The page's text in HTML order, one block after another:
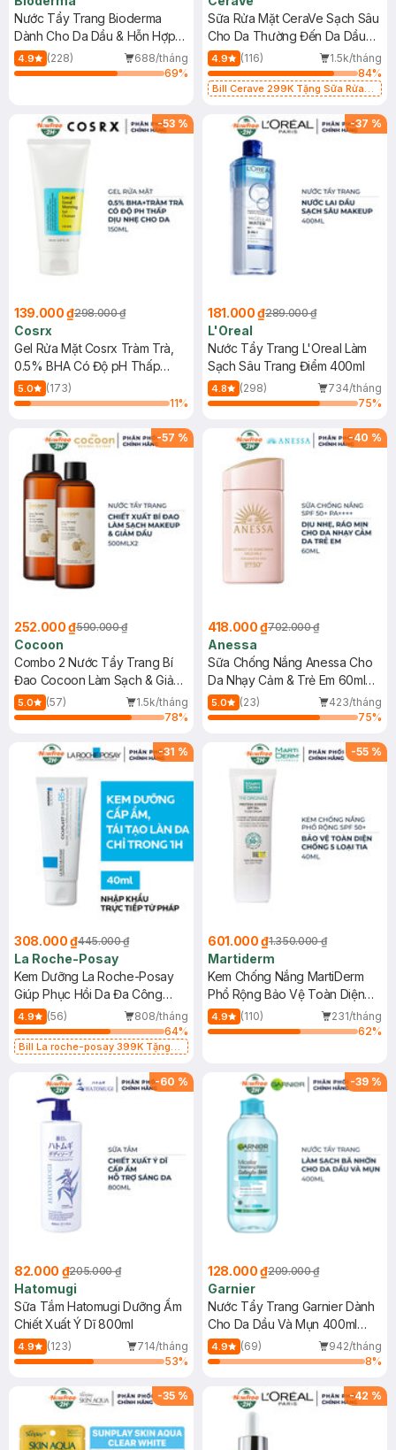
Nước Tẩy Trang Bioderma
Dành Cho Da Dầu & Hỗn Hợp
500ml
4.9 (228)
688/tháng
69%
Sữa Rửa Mặt CeraVe Sạch Sâu
Cho Da Thường Đến Da Dầu
473ml
4.9 (116)
1.5k/tháng
84%
Bill Cerave 299K Tặng Sữa Rửa
-53 %
139.000 ₫298.000 ₫
Cosrx
Gel Rửa Mặt Cosrx Tràm Trà,
0.5% BHA Có Độ pH Thấp
150ml
5.0
(173)
11%
-37 %
181.000 ₫289.000 ₫
L'Oreal
Nước Tẩy Trang L'Oreal Làm
Sạch Sâu Trang Điểm 400ml
4.8 (298)
734/tháng
75%
-57 %
252.000 ₫590.000 ₫
Cocoon
Combo 2 Nước Tẩy Trang Bí
Đao Cocoon Làm Sạch & Giảm
Dầu 500ml
5.0 (57)
1.5k/tháng
78%
-40 %
418.000 ₫702.000 ₫
Anessa
Sữa Chống Nắng Anessa Cho
Da Nhạy Cảm & Trẻ Em 60ml
(Mới)
5.0 (23)
423/tháng
75%
-31 %
308.000 ₫445.000 ₫
La Roche-Posay
Kem Dưỡng La Roche-Posay
Giúp Phục Hồi Da Đa Công
Dụng 40ml
4.9 (56)
808/tháng
64%
Bill La roche-posay 399K Tặng
(SL có hạn)
-55 %
601.000 ₫1.350.000 ₫
Martiderm
Kem Chống Nắng MartiDerm
Phổ Rộng Bảo Vệ Toàn Diện
40ml
4.9 (110)
231/tháng
62%
-60 %
82.000 ₫205.000 ₫
Hatomugi
Sữa Tắm Hatomugi Dưỡng Ẩm
Chiết Xuất Ý Dĩ 800ml
4.9 (123)
714/tháng
53%
-39 %
128.000 ₫209.000 ₫
Garnier
Nước Tẩy Trang Garnier Dành
Cho Da Dầu Và Mụn 400ml
(Mới)
4.9 (69)
942/tháng
8%
-35 % -42 %